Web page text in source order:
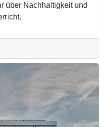
über Nachhaltigkeit und